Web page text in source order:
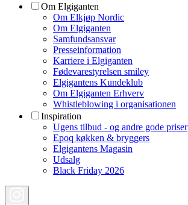
Om Elgiganten
Om Elkjøp Nordic
Om Elgiganten
Samfundsansvar
Presseinformation
Karriere i Elgiganten
Fødevarestyrelsen smiley
Elgigantens Kundeklub
Om Elgiganten Erhverv
Whistleblowing i organisationen
Inspiration
Ugens tilbud - og andre gode priser
Epoq køkken & bryggers
Elgigantens Magasin
Udsalg
Black Friday 2026